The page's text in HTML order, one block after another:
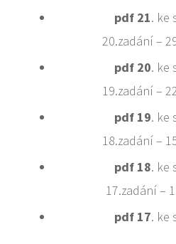
pdf 21. ke
20.zadání –
pdf 20. ke
19.zadání –
pdf 19. ke
18.zadání –
pdf 18. ke
17.zadání –
pdf 17. ke